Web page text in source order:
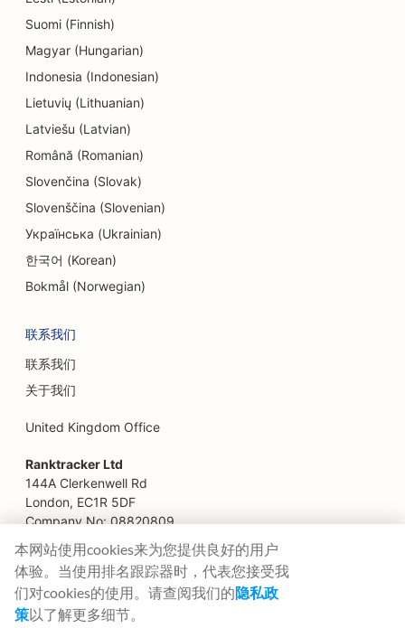
Suomi (Finnish)
Magyar (Hungarian)
Indonesia (Indonesian)
Lietuvių (Lithuanian)
Latviešu (Latvian)
Română (Romanian)
Slovenčina (Slovak)
Slovenščina (Slovenian)
Українська (Ukrainian)
한국어 (Korean)
Bokmål (Norwegian)
联系我们
联系我们
关于我们
United Kingdom Office
Ranktracker Ltd
144A Clerkenwell Rd
London, EC1R 5DF
Company No: 08820809
felix@ranktracker.com
2015 -2026© Ranktracker. All Rights Reserved.
本网站使用cookies来为您提供良好的用户
体验。当使用排名跟踪器时，代表您接受我
们对cookies的使用。请查阅我们的隐私政
策以了解更多细节。